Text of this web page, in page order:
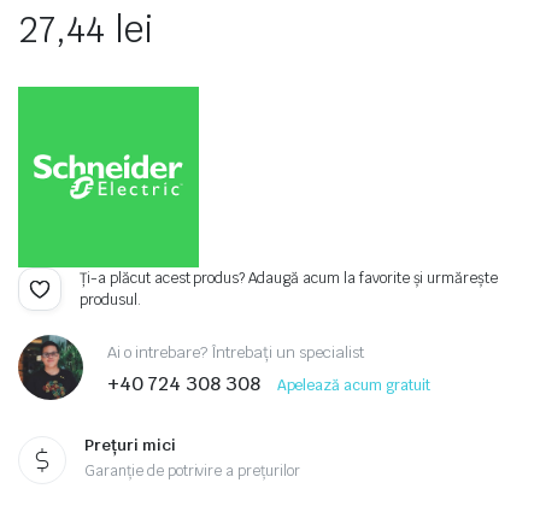
27,44 lei
Ți-a plăcut acest produs? Adaugă acum la favorite și urmărește
produsul.
Ai o intrebare? Întrebați un specialist
+40 724 308 308 Apelează acum gratuit
Prețuri mici
Garanție de potrivire a prețurilor